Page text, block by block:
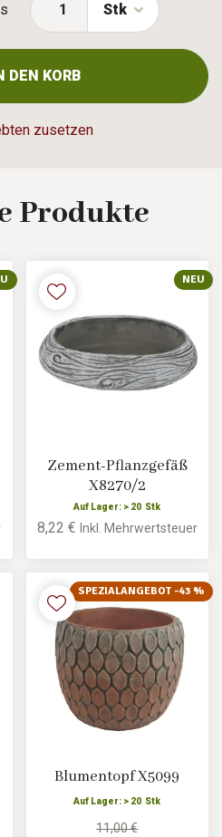
zusetzen
Stk
DEN KORB
Produkte
NEU
Zement-Pflanzgefäß
X8270/2
Auf Lager: > 20 Stk
8,22 € Inkl. Mehrwertsteuer
SPEZIALANGEBOT -43 %
Blumentopf X5099
Auf Lager: > 20 Stk
11,00 €